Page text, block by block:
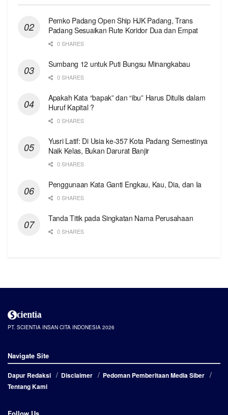
Pemko Padang Open Ship HJK Padang, Trans
Padang Sesuaikan Rute Koridor Dua dan Empat
0 SHARES
Sumbang 12 untuk Puti Bungsu Minangkabau
0 SHARES
Apakah Kata “bapak” dan “ibu” Harus Ditulis dalam
Huruf Kapital ?
0 SHARES
Yusri Latif: Di Usia ke-357 Kota Padang Semestinya
Naik Kelas, Bukan Darurat Banjir
0 SHARES
Penggunaan Kata Ganti Engkau, Kau, Dia, dan Ia
0 SHARES
Tanda Titik pada Singkatan Nama Perusahaan
0 SHARES
PT. SCIENTIA INSAN CITA INDONESIA 2026
Navigate Site
Dapur Redaksi Disclaimer
Pedoman Pemberitaan Media Siber
Tentang Kami